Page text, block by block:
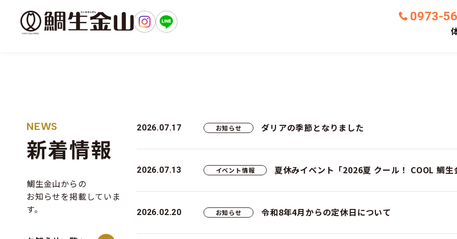
0973-
出かけよう
NEWS
新着情報
鯛生金山からの
お知らせを掲載していま
す。
2026.07.17 お知らせ ダリアの季節となりました
2026.07.13 イベント情報 夏休みイベント「2026夏 クール！ COOL 鯛
2026.02.20 お知らせ 令和8年4月からの定休日について